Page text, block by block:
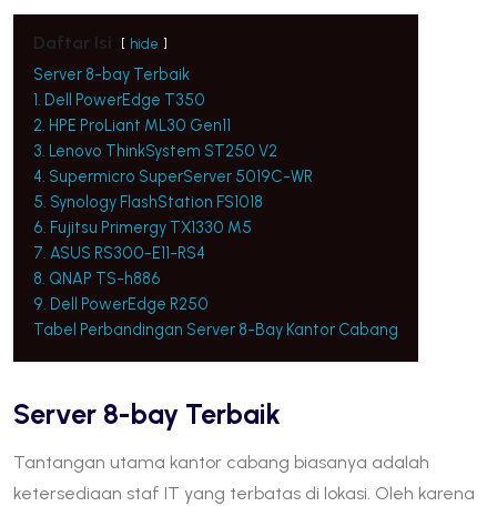
Daftar Isi hide
Server 8-bay Terbaik
1. Dell PowerEdge T350
2. HPE ProLiant ML30 Gen11
3. Lenovo ThinkSystem ST250 V2
4. Supermicro SuperServer 5019C-WR
5. Synology FlashStation FS1018
6. Fujitsu Primergy TX1330 M5
7. ASUS RS300-E11-RS4
8. QNAP TS-h886
9. Dell PowerEdge R250
Tabel Perbandingan Server 8-Bay Kantor Cabang
Server 8-bay Terbaik
Tantangan utama kantor cabang biasanya adalah
ketersediaan staf IT yang terbatas di lokasi. Oleh karena